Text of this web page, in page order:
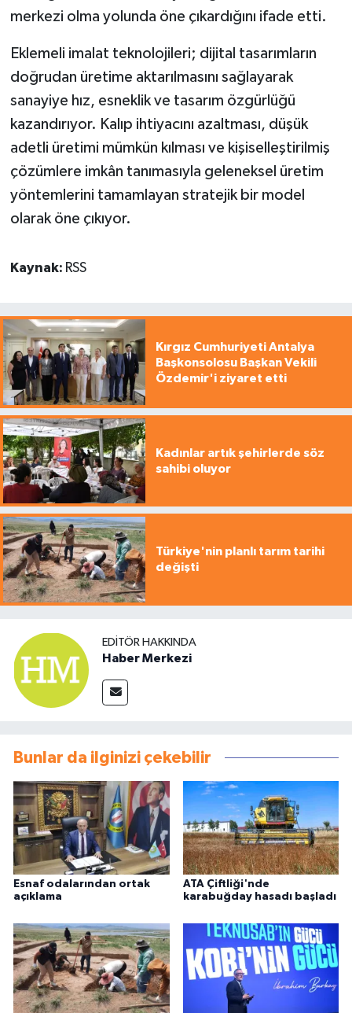
merkezi olma yolunda öne çıkardığını ifade etti.
Eklemeli imalat teknolojileri; dijital tasarımların
doğrudan üretime aktarılmasını sağlayarak
sanayiye hız, esneklik ve tasarım özgürlüğü
kazandırıyor. Kalıp ihtiyacını azaltması, düşük
adetli üretimi mümkün kılması ve kişiselleştirilmiş
çözümlere imkân tanımasıyla geleneksel üretim
yöntemlerini tamamlayan stratejik bir model
olarak öne çıkıyor.
Kaynak: RSS
Kırgız Cumhuriyeti Antalya
Başkonsolosu Başkan Vekili
Özdemir'i ziyaret etti
Kadınlar artık şehirlerde söz
sahibi oluyor
Türkiye'nin planlı tarım tarihi
değişti
EDITÖR HAKKINDA
Haber Merkezi
Bunlar da ilginizi çekebilir
Esnaf odalarından ortak
açıklama
ATA Çiftliği'nde
karabuğday hasadı başladı